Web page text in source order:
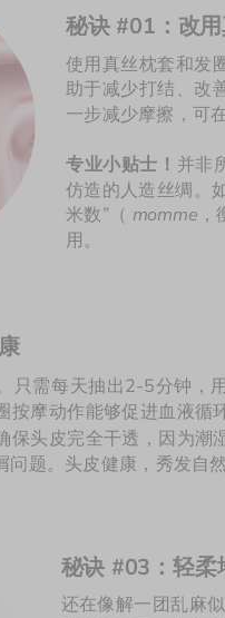
还在像解一团乱麻
使用真丝枕套和发
助于减少打结、改
一步减少摩擦，可
专业小贴士！ 并非
仿造的人造丝绸。
米数”（ momme
用。
秘诀 #01：改
只需每天抽出2-5分钟，
按摩动作能够促进血液循
保头皮完全干透，因为潮
题。头皮健康，秀发自